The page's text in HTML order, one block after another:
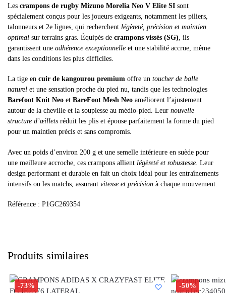
Les crampons de rugby Mizuno Morelia Neo V Elite SI sont
spécialement conçus pour les joueurs exigeants, notamment les piliers,
talonneurs et 2e lignes, qui recherchent légèreté, précision et maintien
optimal sur terrains gras. Équipés de crampons vissés (SG) , ils
garantissent une adhérence exceptionnelle et une stabilité accrue, même
dans les conditions les plus difficiles.
La tige en cuir de kangourou premium offre un toucher de balle
naturel et une sensation proche du pied nu, tandis que les technologies
Barefoot Knit Neo et BareFoot Mesh Neo améliorent l’ajustement
autour de la cheville et la souplesse au médio-pied. Leur nouvelle
structure d’œillets réduit les plis et épouse parfaitement la forme du pied
pour un maintien précis et sans compromis.
Avec un poids d’environ 200 g et une semelle intérieure en suède pour
une meilleure accroche, ces crampons allient légèreté et robustesse . Leur
design performant et durable en fait un choix idéal pour les entraînements
intensifs ou les matchs, assurant vitesse et précision à chaque mouvement.
Référence : P1GC269354
Produits similaires
-73% -50%